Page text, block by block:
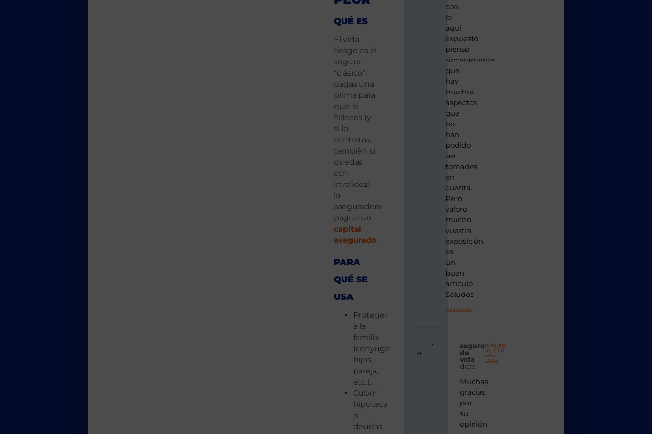
QUÉ ES
El vida
riesgo es el
seguro
“clásico”:
pagas una
prima para
que, si
falleces (y
si lo
contratas,
también si
quedas
con
invalidez),
la
aseguradora
pague un
capital
asegurado.
PARA
QUÉ SE
USA
Proteger
a la
familia
(cónyuge,
hijos,
pareja,
etc.).
Cubrir
hipoteca
o
deudas.
con
lo
aqui
expuesto,
pienso
sinceramente
que
hay
muchos
aspectos
que
no
han
podido
ser
tomados
en
cuenta.
Pero
valoro
mucho
vuestra
exposiciòn,
es
un
buen
articulo.
Saludos
Responder
seguro
de
vida
dice:
octubre
10, 2016
a las
20:48
Muchas
gracias
por
su
opinión